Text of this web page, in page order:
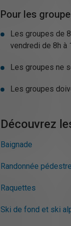
Pour les
Les groupes de
vendredi de 8h à
Les groupes ne
Les groupes
Découvrez
Baignade
Randonnée pédestre
Raquettes
Ski de fond et ski